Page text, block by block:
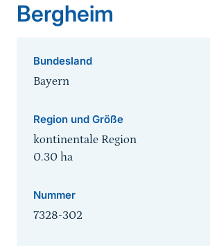
Bergheim
Bundesland
Bayern
Region und Größe
kontinentale Region
0.30 ha
Nummer
7328-302